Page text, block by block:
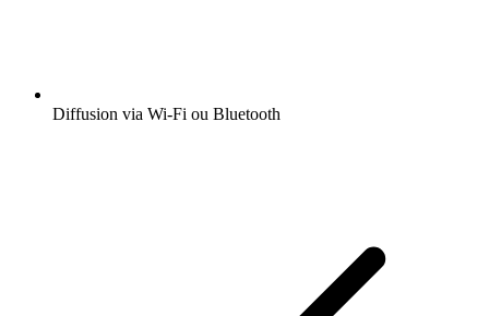
Diffusion via Wi-Fi ou Bluetooth